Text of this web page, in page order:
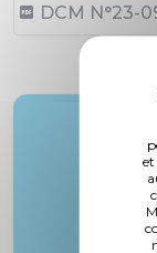
DCM N°23-